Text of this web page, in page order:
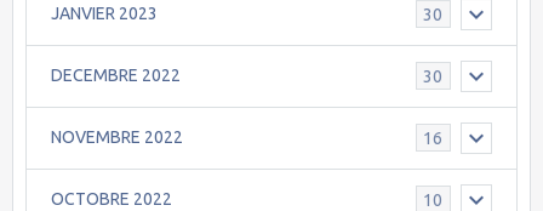
JANVIER 2023 30
DECEMBRE 2022 30
NOVEMBRE 2022 16
OCTOBRE 2022 10